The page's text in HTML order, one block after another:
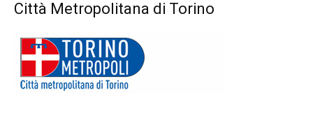
Città Metropolitana di Torino